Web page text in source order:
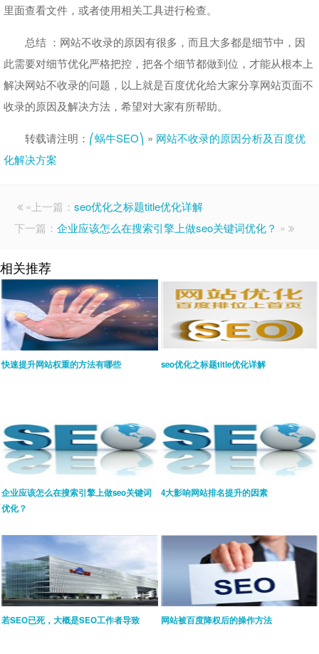
里面查看文件，或者使用相关工具进行检查。
总结 ：网站不收录的原因有很多，而且大多都是细节中，因
此需要对细节优化严格把控，把各个细节都做到位，才能从根本上
解决网站不收录的问题，以上就是百度优化给大家分享网站页面不
收录的原因及解决方法，希望对大家有所帮助。
转载请注明： ⎛蜗牛SEO⎞ » 网站不收录的原因分析及百度优
化解决方案
«上一篇： seo优化之标题title优化详解
下一篇： 企业应该怎么在搜索引擎上做seo关键词优化？ »
相关推荐
快速提升网站权重的方法有哪些 seo优化之标题title优化详解
企业应该怎么在搜索引擎上做seo关键词
优化？
4大影响网站排名提升的因素
若SEO已死，大概是SEO工作者导致 网站被百度降权后的操作方法